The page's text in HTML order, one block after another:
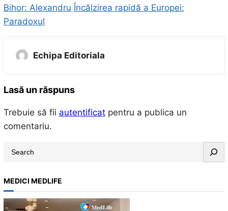
Bihor: Alexandru Încălzirea rapidă a Europei:
Paradoxul
Echipa Editoriala
Lasă un răspuns
Trebuie să fii autentificatpentru a publica un
comentariu.
a
r
c
MEDICI MEDLIFE